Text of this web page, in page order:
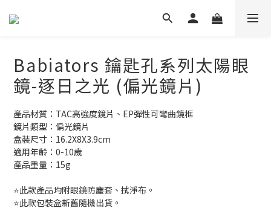
Babiators 鑰匙孔系列太陽眼
鏡-逐日之光 (偏光鏡片)
產品材質：TAC高強度鏡片、EP彈性可彎曲鏡框
鏡片類型：偏光鏡片
盒裝尺寸：16.2X8X3.9cm
適用年齡：0-10歲
產品重量：15g
⭐此款產品均附眼鏡防塵套、拭淨布。
⭐此款包裝盒新舊隨機出貨。